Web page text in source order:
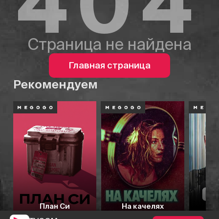
Страница не найдена
Главная страница
Рекомендуем
План Си На качелях